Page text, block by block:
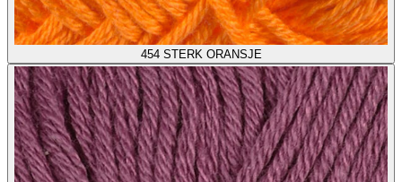
454 STERK ORANSJE